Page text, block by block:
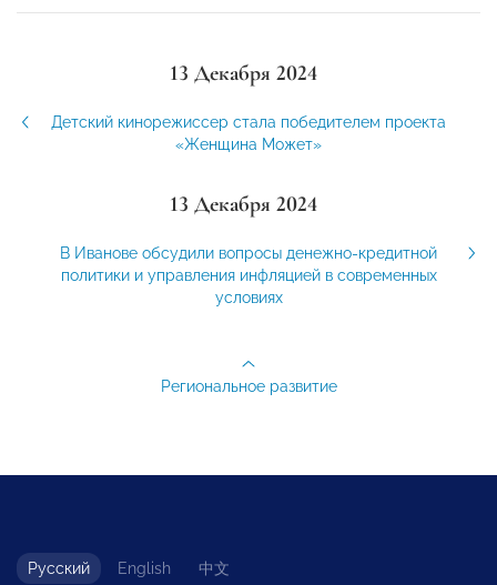
13 Декабря 2024
Детский кинорежиссер стала победителем проекта
«Женщина Может»
13 Декабря 2024
В Иванове обсудили вопросы денежно-кредитной
политики и управления инфляцией в современных
условиях
Региональное развитие
Русский English 中文